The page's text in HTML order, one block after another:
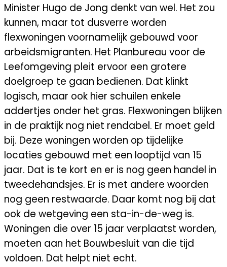
Minister Hugo de Jong denkt van wel. Het zou
kunnen, maar tot dusverre worden
flexwoningen voornamelijk gebouwd voor
arbeidsmigranten. Het Planbureau voor de
Leefomgeving pleit ervoor een grotere
doelgroep te gaan bedienen. Dat klinkt
logisch, maar ook hier schuilen enkele
addertjes onder het gras. Flexwoningen blijken
in de praktijk nog niet rendabel. Er moet geld
bij. Deze woningen worden op tijdelijke
locaties gebouwd met een looptijd van 15
jaar. Dat is te kort en er is nog geen handel in
tweedehandsjes. Er is met andere woorden
nog geen restwaarde. Daar komt nog bij dat
ook de wetgeving een sta-in-de-weg is.
Woningen die over 15 jaar verplaatst worden,
moeten aan het Bouwbesluit van die tijd
voldoen. Dat helpt niet echt.